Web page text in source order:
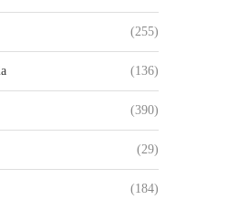
(255)
(136)
(390)
(29)
(184)